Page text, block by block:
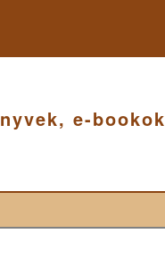
e-bookok